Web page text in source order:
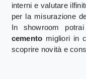
interni e valutare
per la misurazione
In showroom
cemento migliori in
scoprire novità e